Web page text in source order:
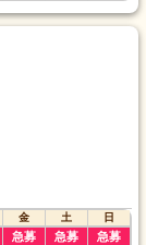
金 土
日
急募 急募 急募